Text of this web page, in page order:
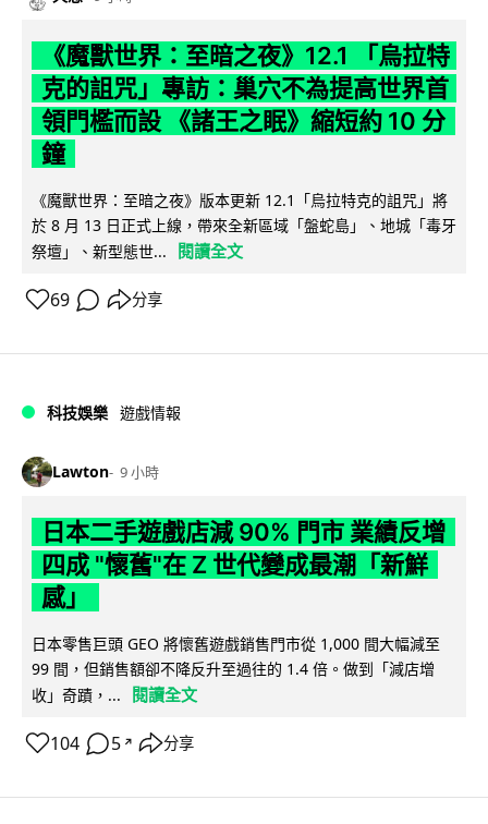
《魔獸世界：至暗之夜》12.1 「烏拉特
克的詛咒」專訪：巢穴不為提高世界首
領門檻而設 《諸王之眠》縮短約 10 分
鐘
《魔獸世界：至暗之夜》版本更新 12.1「烏拉特克的詛咒」將
於 8 月 13 日正式上線，帶來全新區域「盤蛇島」、地城「毒牙
祭壇」、新型態世...
閱讀全文
69 分享
科技娛樂 遊戲情報
Lawton 9 小時
日本二手遊戲店減 90% 門市 業績反增
四成 "懷舊"在 Z 世代變成最潮「新鮮
感」
日本零售巨頭 GEO 將懷舊遊戲銷售門市從 1,000 間大幅減至
99 間，但銷售額卻不降反升至過往的 1.4 倍。做到「減店增
收」奇蹟，...
閱讀全文
104 5 ↗ 分享